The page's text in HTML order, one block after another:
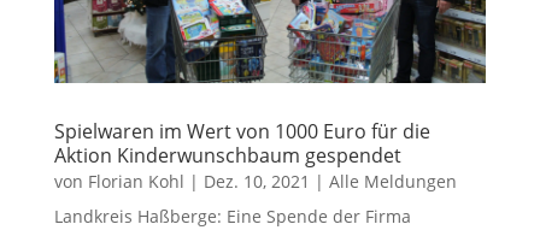
Spielwaren im Wert von 1000 Euro für die
Aktion Kinderwunschbaum gespendet
von Florian Kohl | Dez. 10, 2021 | Alle Meldungen
Landkreis Haßberge: Eine Spende der Firma